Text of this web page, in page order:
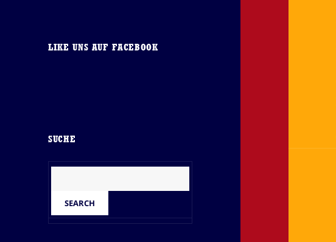
LIKE UNS AUF FACEBOOK
SUCHE